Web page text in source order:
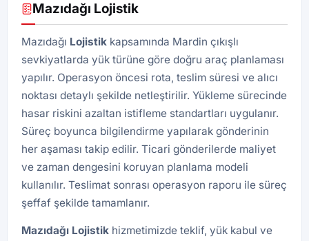
Mazıdağı Lojistik
Mazıdağı Lojistik kapsamında Mardin çıkışlı
sevkiyatlarda yük türüne göre doğru araç planlaması
yapılır. Operasyon öncesi rota, teslim süresi ve alıcı
noktası detaylı şekilde netleştirilir. Yükleme sürecinde
hasar riskini azaltan istifleme standartları uygulanır.
Süreç boyunca bilgilendirme yapılarak gönderinin
her aşaması takip edilir. Ticari gönderilerde maliyet
ve zaman dengesini koruyan planlama modeli
kullanılır. Teslimat sonrası operasyon raporu ile süreç
şeffaf şekilde tamamlanır.
Mazıdağı Lojistik hizmetimizde teklif, yük kabul ve